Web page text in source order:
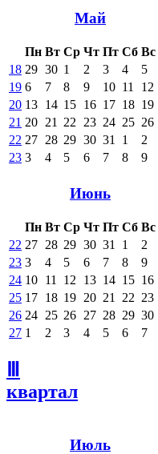
Май
Пн Вт Ср Чт Пт Сб Вс
18 29 30 1 2 3 4
5
19 6 7 8 9 10 11
12
20 13 14 15 16 17 18 19
21 20 21 22 23 24 25 26
22 27 28 29 30 31 1
2
23 3 4 5 6 7 8 9
Июнь
Пн Вт Ср Чт Пт Сб Вс
22 27 28 29 30 31 1
2
23 3 4 5 6 7 8
9
24 10 11 12 13 14 15 16
25 17 18 19 20 21 22 23
26 24 25 26 27 28 29 30
27 1 2 3 4 5 6 7
квартал
Июль